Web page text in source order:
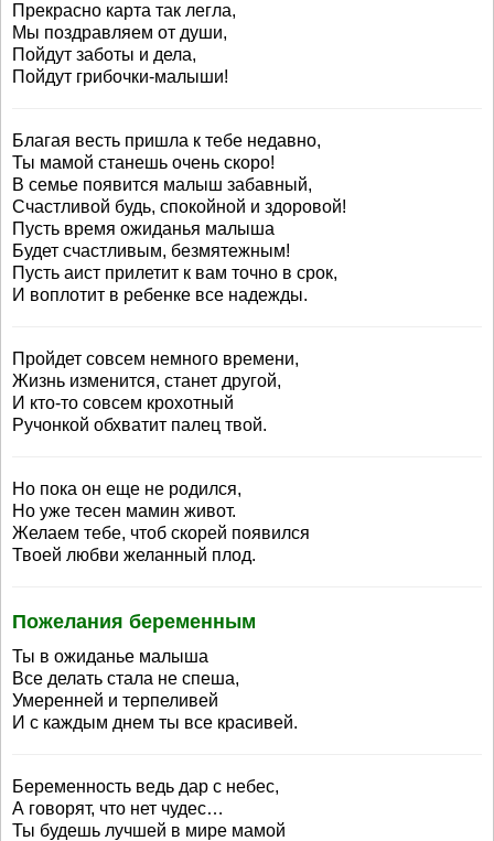
Прекрасно карта так легла,
Мы поздравляем от души,
Пойдут заботы и дела,
Пойдут грибочки-малыши!
Благая весть пришла к тебе недавно,
Ты мамой станешь очень скоро!
В семье появится малыш забавный,
Счастливой будь, спокойной и здоровой!
Пусть время ожиданья малыша
Будет счастливым, безмятежным!
Пусть аист прилетит к вам точно в срок,
И воплотит в ребенке все надежды.
Пройдет совсем немного времени,
Жизнь изменится, станет другой,
И кто-то совсем крохотный
Ручонкой обхватит палец твой.
Но пока он еще не родился,
Но уже тесен мамин живот.
Желаем тебе, чтоб скорей появился
Твоей любви желанный плод.
Пожелания беременным
Ты в ожиданье малыша
Все делать стала не спеша,
Умеренней и терпеливей
И с каждым днем ты все красивей.
Беременность ведь дар с небес,
А говорят, что нет чудес…
Ты будешь лучшей в мире мамой